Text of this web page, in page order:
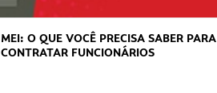
MEI: O QUE VOCÊ PRECISA SABER PARA
CONTRATAR FUNCIONÁRIOS